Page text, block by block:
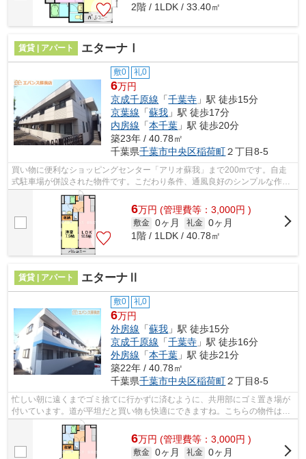
2階 / 1LDK / 33.40㎡
賃貸 | アパート エターナⅠ
敷0 礼0
6万円
京成千原線 「千葉寺 」駅 徒歩15分
京葉線 「蘇我 」駅 徒歩17分
内房線 「本千葉 」駅 徒歩20分
築23年 / 40.78㎡
千葉県千葉市中央区稲荷町２丁目8-5
買い物に便利なショッピングセンター「アリオ蘇我」まで200mです。自走
式駐車場が併設された物件です。こだわり条件、通風良好のシンプルな作り
の物件です。気分が落ちた時には換気で...
6万円 (管理費等：3,000円 )
敷金 0ヶ月 礼金 0ヶ月
1階 / 1LDK / 40.78㎡
賃貸 | アパート エターナⅡ
敷0 礼0
6万円
外房線 「蘇我 」駅 徒歩15分
京成千原線 「千葉寺 」駅 徒歩16分
外房線 「本千葉 」駅 徒歩21分
築22年 / 40.78㎡
千葉県千葉市中央区稲荷町２丁目8-5
忙しい朝に遠くまでゴミ捨てに行かずに済むように、共用部にゴミ置き場が
付いています。道が平坦だと買い物も快適にできますね。こちらの物件は自
走式駐車場がご利用いただけます。当...
6万円 (管理費等：3,000円 )
敷金 0ヶ月 礼金 0ヶ月